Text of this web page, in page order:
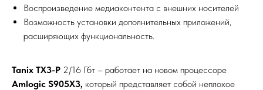
Воспроизведение медиаконтента с внешних носителей
Возможность установки дополнительных приложений,
расширяющих функциональность.
Tanix TX3-P 2/16 Гбт – работает на новом процессоре
Amlogic S905X3, который представляет собой неплохое